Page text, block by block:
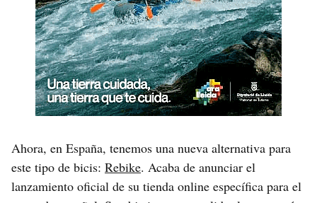
Ahora, en España, tenemos una nueva alternativa para
este tipo de bicis: Rebike. Acaba de anunciar el
lanzamiento oficial de su tienda online específica para el